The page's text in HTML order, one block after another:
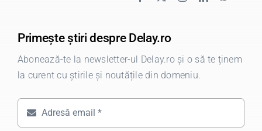
Primește știri despre Delay.ro
Abonează-te la newsletter-ul Delay.ro și o să te ținem
la curent cu știrile și noutățile din domeniu.